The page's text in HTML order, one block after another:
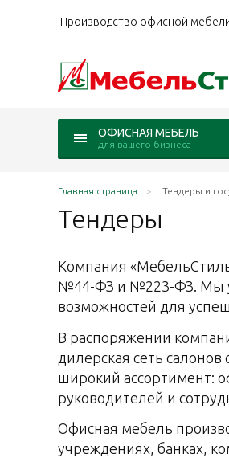
Производство офисной
ОФИСНАЯ МЕБЕЛЬ
для вашего бизнеса
Главная страница Тендеры и
Тендеры
Компания
№44-ФЗ и №223-ФЗ. Мы
возможностей для
В распоряжении
дилерская сеть
широкий ассортимент:
руководителей и
Офисная мебель
учреждениях, банках,